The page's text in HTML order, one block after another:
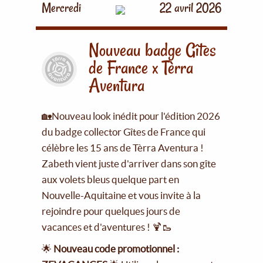
Mercredi 22 avril 2026
Nouveau badge Gîtes
de France x Tèrra
Aventura
🏡Nouveau look inédit pour l'édition 2026
du badge collector Gîtes de France qui
célèbre les 15 ans de Tèrra Aventura !
Zabeth vient juste d'arriver dans son gîte
aux volets bleus quelque part en
Nouvelle-Aquitaine et vous invite à la
rejoindre pour quelques jours de
vacances et d'aventures ! 🍹🥾
🌟 Nouveau code promotionnel :